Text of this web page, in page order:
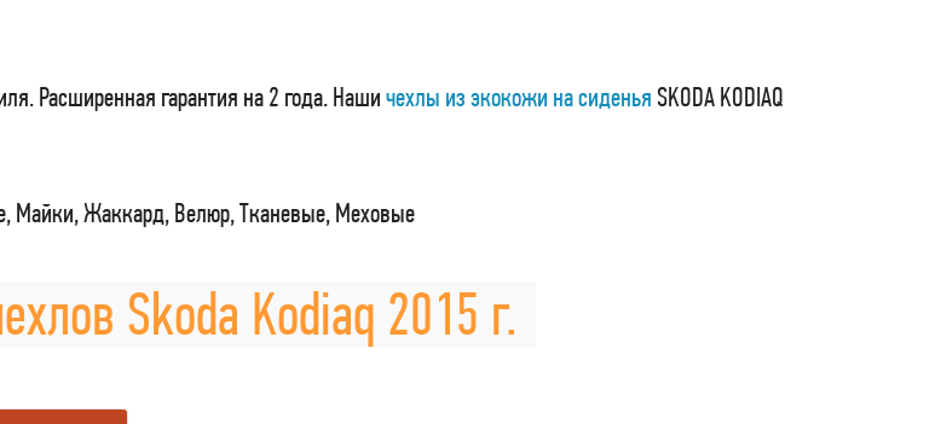
Расширенная гарантия на 2 года. Нашичехлы из экокожи на сиденьяSKODA KODIAQ
Майки, Жаккард, Велюр, Тканевые, Меховые
Skoda Kodiaq 2015 г.